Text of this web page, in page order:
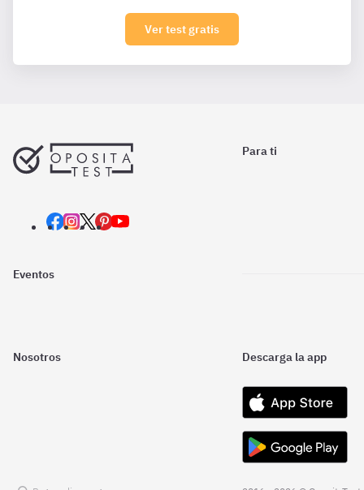
Ver test gratis
Para ti
Eventos
Nosotros Descarga la app